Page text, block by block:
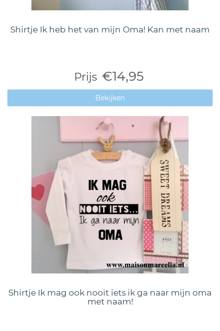
Shirtje Ik heb het van mijn Oma! Kan met naam
Prijs €14,95
Bekijken
Shirtje Ik mag ook nooit iets ik ga naar mijn oma
met naam!